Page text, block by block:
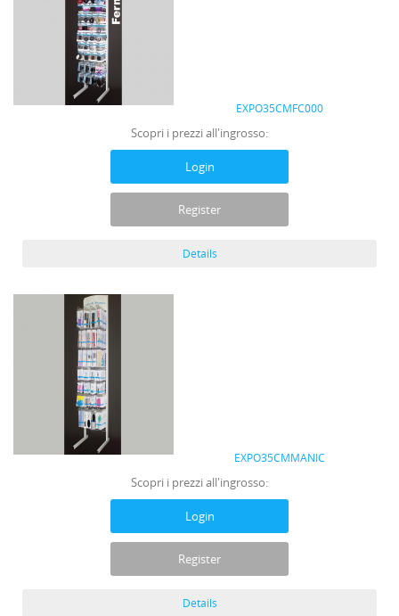
EXPO35CMFC000
Scopri i prezzi all'ingrosso:
Login
Register
Details
EXPO35CMMANIC
Scopri i prezzi all'ingrosso:
Login
Register
Details